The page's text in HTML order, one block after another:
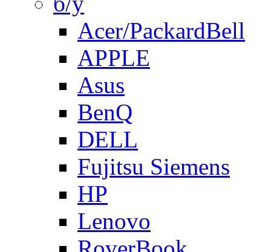
Acer/PackardBell
APPLE
Asus
BenQ
DELL
Fujitsu Siemens
HP
Lenovo